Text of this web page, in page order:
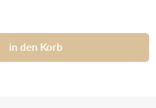
in den Korb